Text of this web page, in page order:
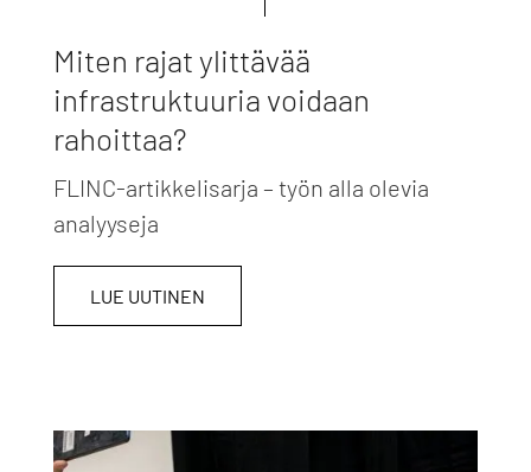
Miten rajat ylittävää
infrastruktuuria voidaan
rahoittaa?
FLINC-artikkelisarja – työn alla olevia
analyyseja
LUE UUTINEN